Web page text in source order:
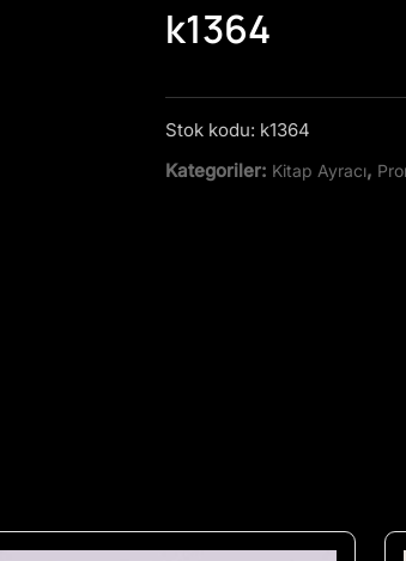
k1364
Stok kodu: k1364
Kategoriler: Kitap Ayracı,